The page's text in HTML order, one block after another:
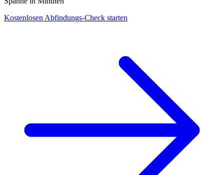
Kostenlosen Abfindungs-Check starten